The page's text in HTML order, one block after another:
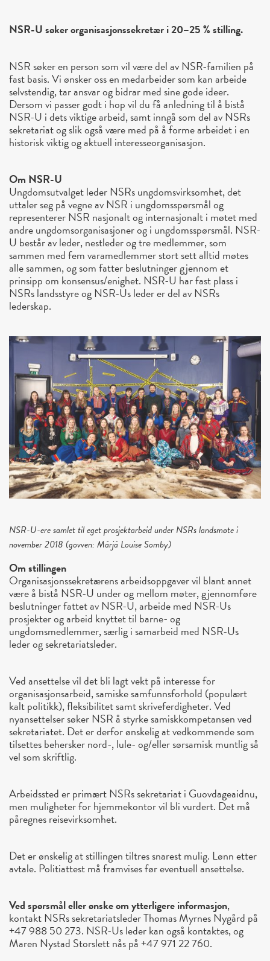
NSR-U søker organisasjonssekretær i 20–25 % stilling.
NSR søker en person som vil være del av NSR-familien på
fast basis. Vi ønsker oss en medarbeider som kan arbeide
selvstendig, tar ansvar og bidrar med sine gode ideer.
Dersom vi passer godt i hop vil du få anledning til å bistå
NSR-U i dets viktige arbeid, samt inngå som del av NSRs
sekretariat og slik også være med på å forme arbeidet i en
historisk viktig og aktuell interesseorganisasjon.
Om NSR-U
Ungdomsutvalget leder NSRs ungdomsvirksomhet, det
uttaler seg på vegne av NSR i ungdomsspørsmål og
representerer NSR nasjonalt og internasjonalt i møtet med
andre ungdomsorganisasjoner og i ungdomsspørsmål. NSR-
U består av leder, nestleder og tre medlemmer, som
sammen med fem varamedlemmer stort sett alltid møtes
alle sammen, og som fatter beslutninger gjennom et
prinsipp om konsensus/enighet. NSR-U har fast plass i
NSRs landsstyre og NSR-Us leder er del av NSRs
lederskap.
NSR-U-ere samlet til eget prosjektarbeid under NSRs landsmøte i
november 2018 (govven: Márjá Louise Somby)
Om stillingen
Organisasjonssekretærens arbeidsoppgaver vil blant annet
være å bistå NSR-U under og mellom møter, gjennomføre
beslutninger fattet av NSR-U, arbeide med NSR-Us
prosjekter og arbeid knyttet til barne- og
ungdomsmedlemmer, særlig i samarbeid med NSR-Us
leder og sekretariatsleder.
Ved ansettelse vil det bli lagt vekt på interesse for
organisasjonsarbeid, samiske samfunnsforhold (populært
kalt politikk), fleksibilitet samt skriveferdigheter. Ved
nyansettelser søker NSR å styrke samiskkompetansen ved
sekretariatet. Det er derfor ønskelig at vedkommende som
tilsettes behersker nord-, lule- og/eller sørsamisk muntlig så
vel som skriftlig.
Arbeidssted er primært NSRs sekretariat i Guovdageaidnu,
men muligheter for hjemmekontor vil bli vurdert. Det må
påregnes reisevirksomhet.
Det er ønskelig at stillingen tiltres snarest mulig. Lønn etter
avtale. Politiattest må framvises før eventuell ansettelse.
Ved spørsmål eller ønske om ytterligere informasjon,
kontakt NSRs sekretariatsleder Thomas Myrnes Nygård på
+47 988 50 273. NSR-Us leder kan også kontaktes, og
Maren Nystad Storslett nås på +47 971 22 760.